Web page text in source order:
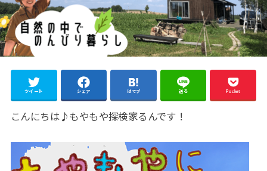
ツイート シェア はてブ 送る Pocket
こんにちは♪もやもや探検家るんです！